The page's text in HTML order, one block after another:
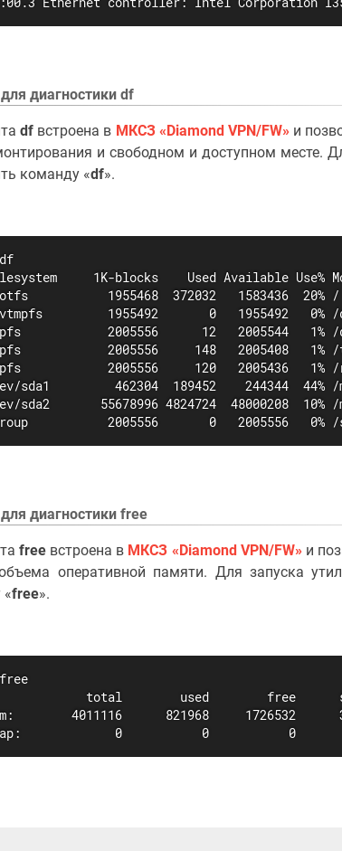
диагностики df
df встроена в МКСЗ «Diamond VPN/FW» и
и свободном и доступном месте.
команду «df».
1K-blocks    Used Available Use%
1955468  372032   1583436  20% /
1955492       0   1955492   0% /
2005556      12   2005544   1% /
2005556     148   2005408   1% /
2005556     120   2005436   1% /
sda1         462304  189452    244344  44% /
sda2       55678996 4824724  48000208  10% /
2005556       0   2005556   0% /
диагностики free
free встроена в МКСЗ «Diamond VPN/FW»и
оперативной памяти. Для запуска
«free».
total        used        free
4011116      821968     1726532
0           0           0